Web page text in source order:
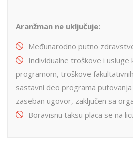
Aranžman ne uključuje:
Međunarodno putno
Individualne troškove i usluge
programom, troškove
sastavni deo programa
zaseban ugovor, zaključen sa
Boravisnu taksu placa se na